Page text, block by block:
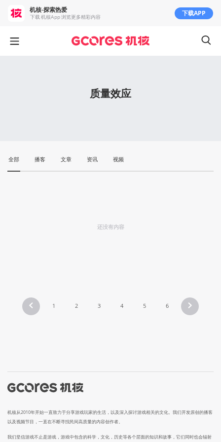
质量效应
全部 播客 文章 资讯 视频
还没有内容
1 2 3 4 5 6
机核从2010年开始一直致力于分享游戏玩家的生活，以及深入探讨游戏相关的文化。我们开发原创的播客
以及视频节目，一直在不断寻找民间高质量的内容创作者。
我们坚信游戏不止是游戏，游戏中包含的科学，文化，历史等各个层面的知识和故事，它们同时也会辐射
机核-探索热爱
下载 机核App 浏览更多精彩内容 下载APP